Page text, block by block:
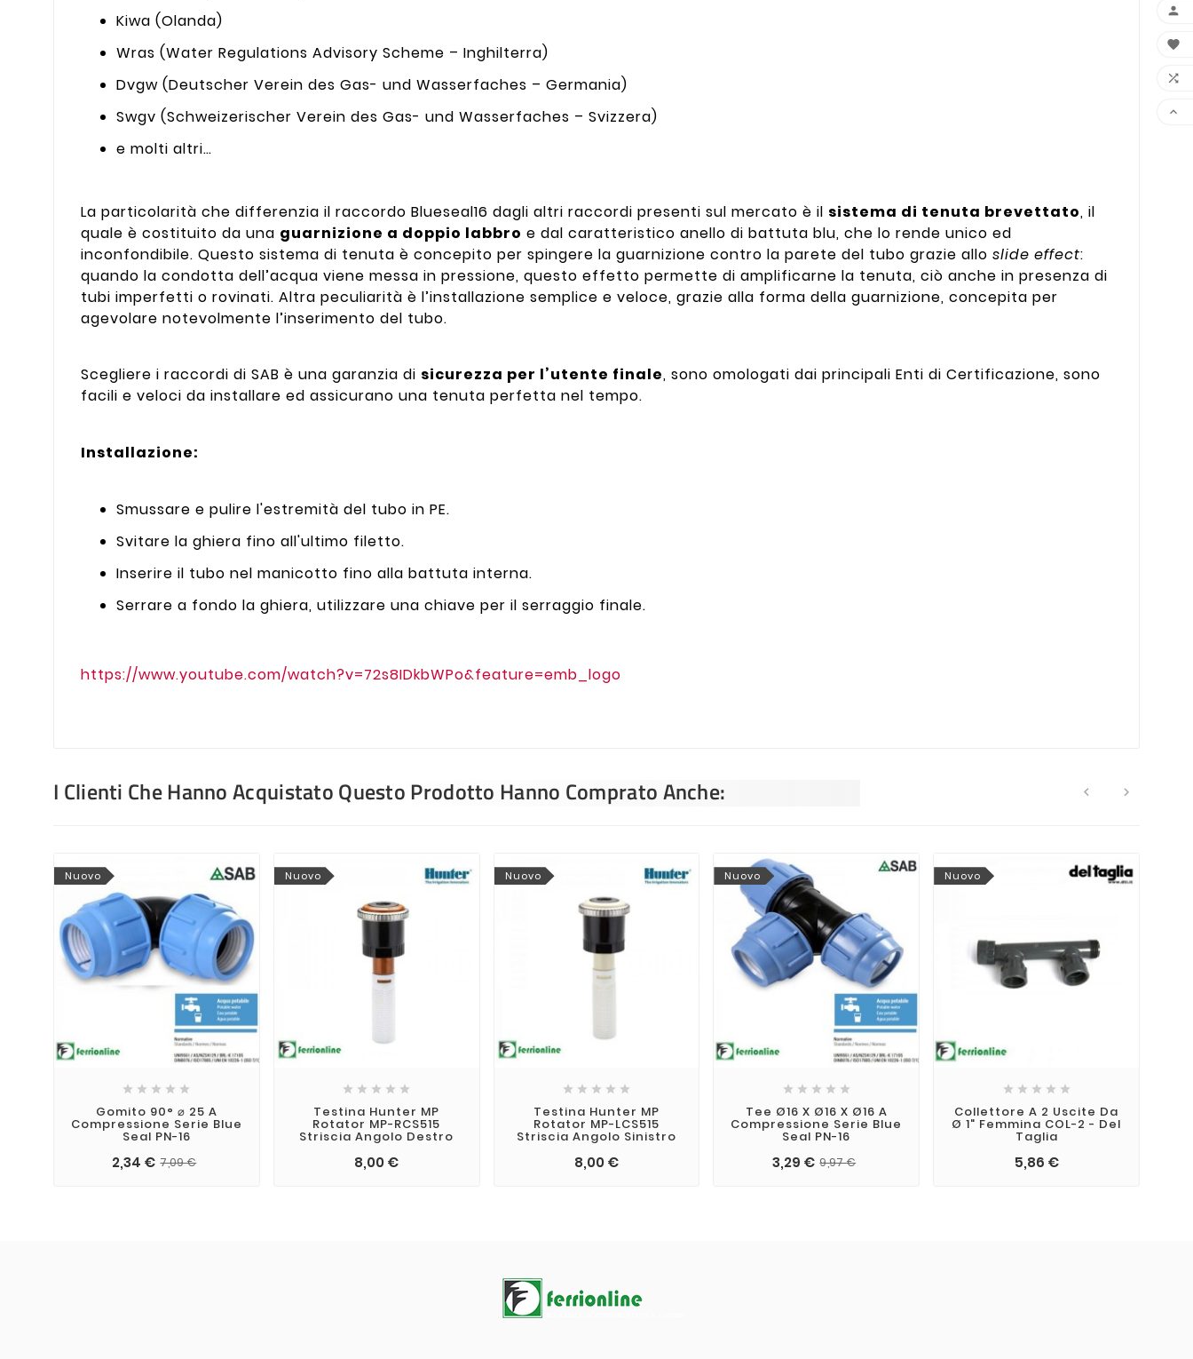
Kiwa (Olanda)
Wras (Water Regulations Advisory Scheme – Inghilterra)
Dvgw (Deutscher Verein des Gas- und Wasserfaches – Germania)
Swgv (Schweizerischer Verein des Gas- und Wasserfaches – Svizzera)
e molti altri…
La particolarità che differenzia il raccordo Blueseal16 dagli altri raccordi presenti sul mercato è il sistema di tenuta brevettato, il
quale è costituito da una guarnizione a doppio labbro e dal caratteristico anello di battuta blu, che lo rende unico ed
inconfondibile. Questo sistema di tenuta è concepito per spingere la guarnizione contro la parete del tubo grazie allo slide effect:
quando la condotta dell’acqua viene messa in pressione, questo effetto permette di amplificarne la tenuta, ciò anche in presenza di
tubi imperfetti o rovinati. Altra peculiarità è l’installazione semplice e veloce, grazie alla forma della guarnizione, concepita per
agevolare notevolmente l’inserimento del tubo.
Scegliere i raccordi di SAB è una garanzia di sicurezza per l’utente finale, sono omologati dai principali Enti di Certificazione, sono
facili e veloci da installare ed assicurano una tenuta perfetta nel tempo.
Installazione:
Smussare e pulire l'estremità del tubo in PE.
Svitare la ghiera fino all'ultimo filetto.
Inserire il tubo nel manicotto fino alla battuta interna.
Serrare a fondo la ghiera, utilizzare una chiave per il serraggio finale.
https://www.youtube.com/watch?v=72s8IDkbWPo&feature=emb_logo
I Clienti Che Hanno Acquistato Questo Prodotto Hanno Comprato Anche:  
Nuovo
    
Gomito 90° ⌀ 25 A
Compressione Serie Blue
Seal PN-16
2,34 € 7,09 €
Nuovo
    
Testina Hunter MP
Rotator MP-RCS515
Striscia Angolo Destro
8,00 €
Nuovo
    
Testina Hunter MP
Rotator MP-LCS515
Striscia Angolo Sinistro
8,00 €
Nuovo
    
Tee Ø16 X Ø16 X Ø16 A
Compressione Serie Blue
Seal PN-16
3,29 € 9,97 €
Nuovo
    
Collettore A 2 Uscite Da
Ø 1" Femmina COL-2 - Del
Taglia
5,86 €



